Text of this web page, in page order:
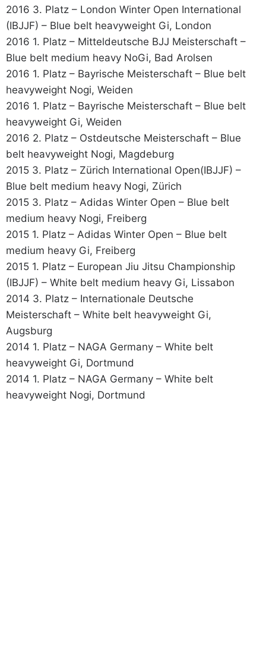
2016 3. Platz – London Winter Open International
(IBJJF) – Blue belt heavyweight Gi, London
2016 1. Platz – Mitteldeutsche BJJ Meisterschaft –
Blue belt medium heavy NoGi, Bad Arolsen
2016 1. Platz – Bayrische Meisterschaft – Blue belt
heavyweight Nogi, Weiden
2016 1. Platz – Bayrische Meisterschaft – Blue belt
heavyweight Gi, Weiden
2016 2. Platz – Ostdeutsche Meisterschaft – Blue
belt heavyweight Nogi, Magdeburg
2015 3. Platz – Zürich International Open(IBJJF) –
Blue belt medium heavy Nogi, Zürich
2015 3. Platz – Adidas Winter Open – Blue belt
medium heavy Nogi, Freiberg
2015 1. Platz – Adidas Winter Open – Blue belt
medium heavy Gi, Freiberg
2015 1. Platz – European Jiu Jitsu Championship
(IBJJF) – White belt medium heavy Gi, Lissabon
2014 3. Platz – Internationale Deutsche
Meisterschaft – White belt heavyweight Gi,
Augsburg
2014 1. Platz – NAGA Germany – White belt
heavyweight Gi, Dortmund
2014 1. Platz – NAGA Germany – White belt
heavyweight Nogi, Dortmund